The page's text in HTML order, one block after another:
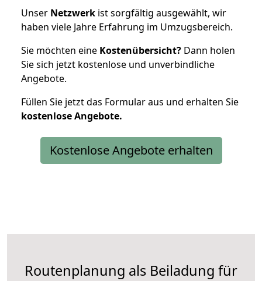
Unser Netzwerk ist sorgfältig ausgewählt, wir
haben viele Jahre Erfahrung im Umzugsbereich.
Sie möchten eine Kostenübersicht? Dann holen
Sie sich jetzt kostenlose und unverbindliche
Angebote.
Füllen Sie jetzt das Formular aus und erhalten Sie
kostenloseAngebote.
Kostenlose Angebote erhalten
Routenplanung als Beiladung für